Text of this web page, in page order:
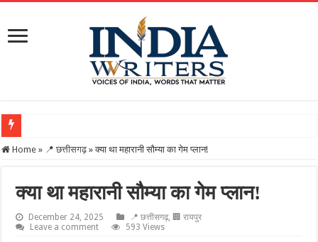
Home » 📍 छत्तीसगढ़ » क्या था महारानी सौम्या का गेम प्लान!
क्या था महारानी सौम्या का गेम प्लान!
December 24, 2025 📍 छत्तीसगढ़, 🏢 रायपुर
Leave a comment
593 Views